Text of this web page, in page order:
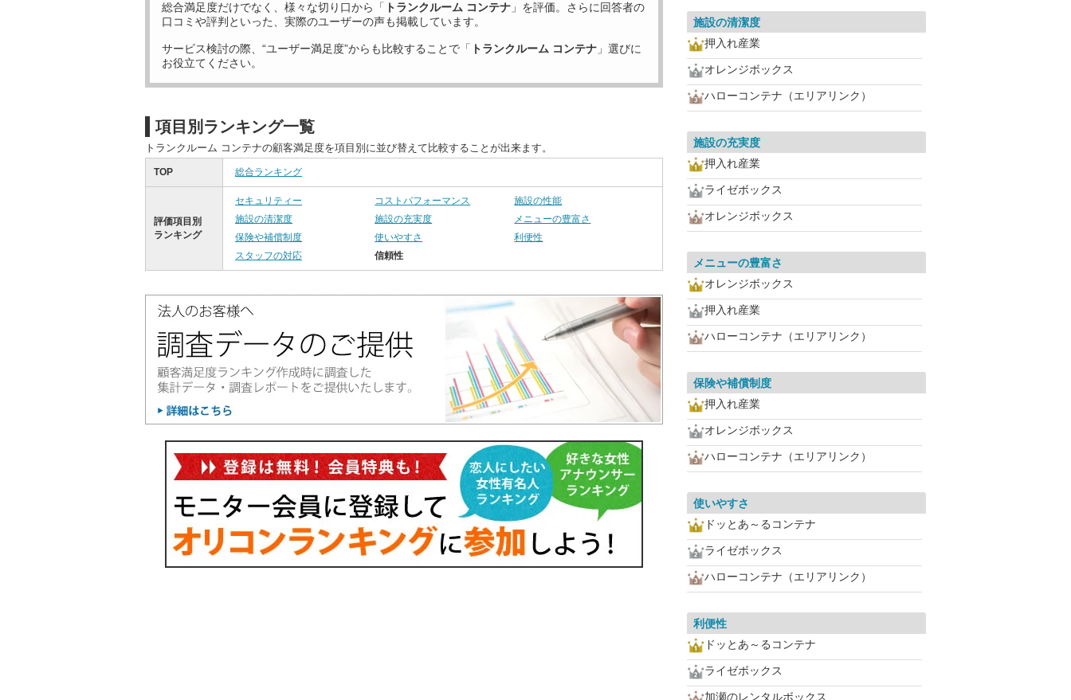
総合満足度だけでなく、様々な切り口から「 トランクルーム コンテナ 」を評価。さらに回答者の
口コミや評判といった、実際のユーザーの声も掲載しています。
サービス検討の際、“ユーザー満足度”からも比較することで「 トランクルーム コンテナ 」選びに
お役立てください。
項目別ランキング一覧
トランクルーム コンテナの顧客満足度を項目別に並び替えて比較することが出来ます。
TOP 総合ランキング
評価項目別
ランキング
セキュリティー コストパフォーマンス
施設の性能
施設の清潔度
施設の充実度
メニューの豊富さ
保険や補償制度
使いやすさ
利便性
スタッフの対応
信頼性
施設の清潔度
押入れ産業
オレンジボックス
ハローコンテナ（エリアリンク）
施設の充実度
押入れ産業
ライゼボックス
オレンジボックス
メニューの豊富さ
オレンジボックス
押入れ産業
ハローコンテナ（エリアリンク）
保険や補償制度
押入れ産業
オレンジボックス
ハローコンテナ（エリアリンク）
使いやすさ
ドッとあ～るコンテナ
ライゼボックス
ハローコンテナ（エリアリンク）
利便性
ドッとあ～るコンテナ
ライゼボックス
加瀬のレンタルボックス